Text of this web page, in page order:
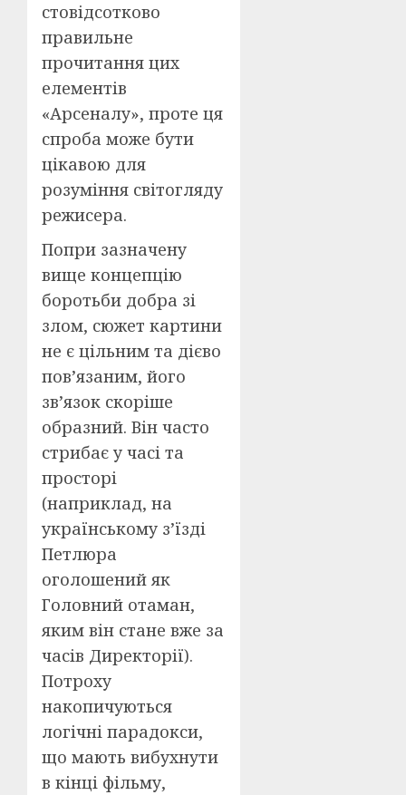
стовідсотково
правильне
прочитання цих
елементів
«Арсеналу», проте ця
спроба може бути
цікавою для
розуміння світогляду
режисера.
Попри зазначену
вище концепцію
боротьби добра зі
злом, сюжет картини
не є цільним та дієво
пов’язаним, його
зв’язок скоріше
образний. Він часто
стрибає у часі та
просторі
(наприклад, на
українському з’їзді
Петлюра
оголошений як
Головний отаман,
яким він стане вже за
часів Директорії).
Потроху
накопичуються
логічні парадокси,
що мають вибухнути
в кінці фільму,